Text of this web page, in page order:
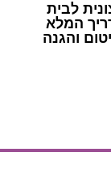
לבית
המלא
והגנה